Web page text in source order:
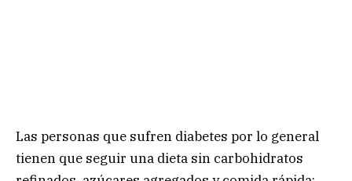
Las personas que sufren diabetes por lo general
tienen que seguir una dieta sin carbohidratos